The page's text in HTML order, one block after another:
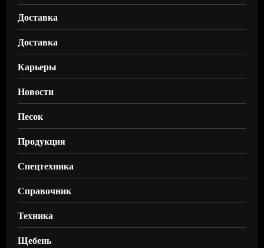
Доставка
Доставка
Карьеры
Новости
Песок
Продукция
Спецтехника
Справочник
Техника
Щебень